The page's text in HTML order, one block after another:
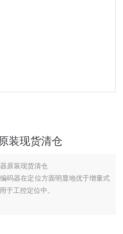
装现货清仓
原装现货清仓
器在定位方面明显地优于增量式
于工控定位中。